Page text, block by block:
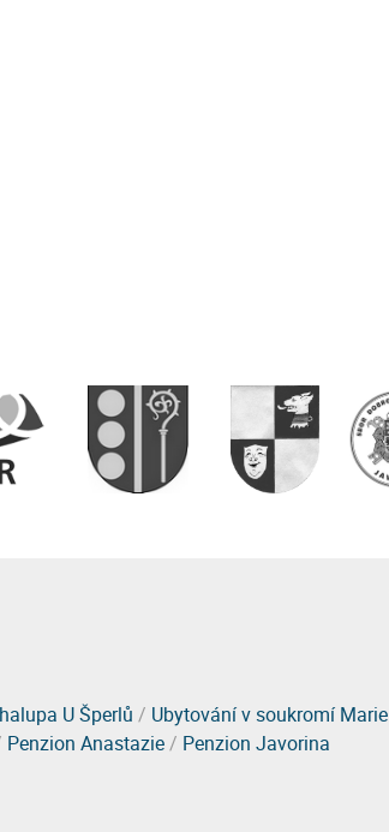
U Šperlů / Ubytování v soukromí Marie
Penzion Anastazie/ Penzion Javorina